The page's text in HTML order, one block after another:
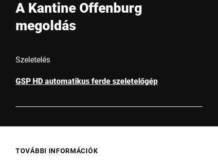
A Kantine Offenburg
megoldás
Szeletelés
GSP HD automatikus ferde szeletelőgép
TOVÁBBI INFORMÁCIÓK